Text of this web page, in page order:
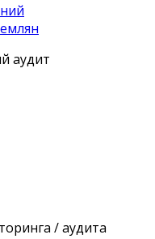
аудит
/ аудита